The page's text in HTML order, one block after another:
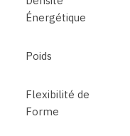
Énergétique
Poids
Flexibilité de
Forme